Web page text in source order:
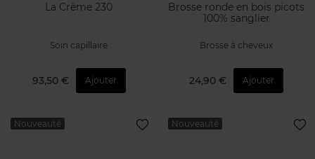
La Crème 230
Soin capillaire
93,50 € Ajouter
Brosse ronde en bois picots
100% sanglier
Brosse à cheveux
24,90 € Ajouter
Nouveauté Nouveauté